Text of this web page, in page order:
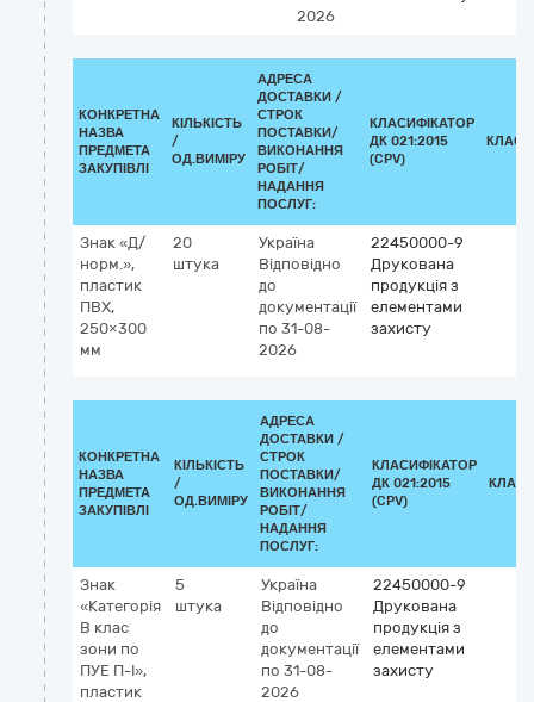
2026
КОНКРЕТНА
НАЗВА
ПРЕДМЕТА
ЗАКУПІВЛІ
КІЛЬКІСТЬ
/
ОД.ВИМІРУ
АДРЕСА
ДОСТАВКИ /
СТРОК
ПОСТАВКИ/
ВИКОНАННЯ
РОБІТ/
НАДАННЯ
ПОСЛУГ:
КЛАСИФІКАТОР
ДК 021:2015
(CPV)
Знак «Д/
норм.»,
пластик
ПВХ,
250×300
мм
20
штука
Україна
Відповідно
до
документації
по 31-08-
2026
22450000-9
Друкована
продукція з
елементами
захисту
КОНКРЕТНА
НАЗВА
ПРЕДМЕТА
ЗАКУПІВЛІ
КІЛЬКІСТЬ
/
ОД.ВИМІРУ
АДРЕСА
ДОСТАВКИ /
СТРОК
ПОСТАВКИ/
ВИКОНАННЯ
РОБІТ/
НАДАННЯ
ПОСЛУГ:
КЛАСИФІКАТОР
ДК 021:2015
(CPV)
Знак
«Категорія
В клас
зони по
ПУЕ П-I»,
пластик
5
штука
Україна
Відповідно
до
документації
по 31-08-
2026
22450000-9
Друкована
продукція з
елементами
захисту